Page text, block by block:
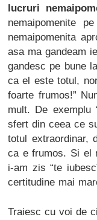
lucruri
nemaipomenite
nemaipomenita
asa ma gandeam
gandesc pe bune
ca el este totul,
foarte frumos!”
mult. De
sfert din ceea ce
totul extraordinar,
ca e frumos. Si el
i-am zis “te
certitudine mai
Traiesc cu voi de